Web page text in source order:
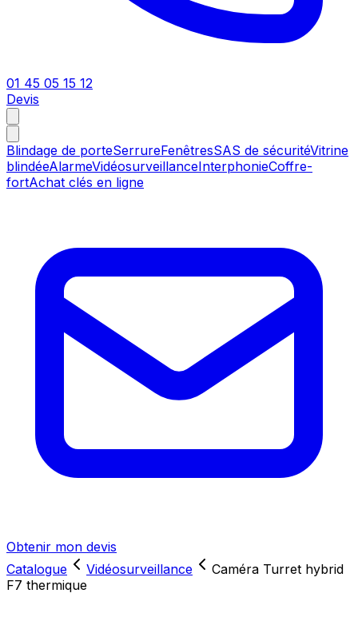
01 45 05 15 12
Devis
Blindage de porteSerrureFenêtresSAS de sécuritéVitrine
blindéeAlarmeVidéosurveillanceInterphonieCoffre-
fortAchat clés en ligne
Obtenir mon devis
Catalogue
Vidéosurveillance
Caméra Turret hybrid
F7 thermique